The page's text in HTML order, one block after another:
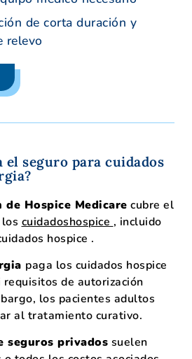
de corta duración y
relevo
el seguro para cuidados
de Hospice Medicare cubre el
cuidadoshospice , incluido
hospice .
paga los cuidados hospice
requisitos de autorización
los pacientes adultos
al tratamiento curativo.
seguros privados suelen